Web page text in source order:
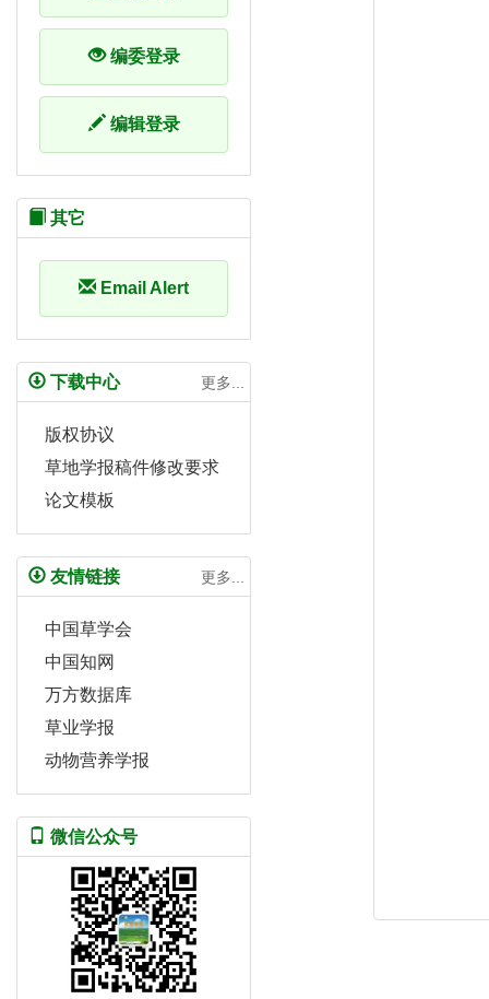
编委登录
编辑登录
其它
Email Alert
下载中心 更多...
版权协议
草地学报稿件修改要求
论文模板
友情链接 更多...
中国草学会
中国知网
万方数据库
草业学报
动物营养学报
微信公众号